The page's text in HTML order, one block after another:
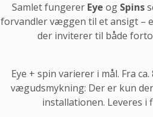
Samlet fungerer Eye og Spins
forvandler væggen til et ansigt –
der inviterer til både
Eye + spin varierer i mål. Fra
vægudsmykning: Der er kun
installationen. Leveres i